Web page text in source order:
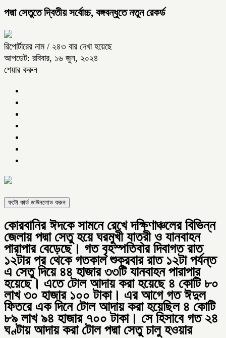
পদ্মা সেতুতে দ্বিতীয় সর্বোচ্চ, বঙ্গবন্ধুতে নতুন রেকর্ড
রিপোর্টারের নাম / ২৪৩ বার দেখা হয়েছে
আপডেট: রবিবার, ১৬ জুন, ২০২৪
শেয়ার করুন
ফটো কার্ড ডাউনলোড করুন
কোরবানির ঈদকে সামনে রেখে দক্ষিণাঞ্চলের বিভিন্ন
জেলায় পদ্মা সেতু হয়ে ঘরমুখী যাত্রী ও যানবাহন
পারাপার বেড়েছে। গত বৃহস্পতিবার দিবাগত রাত
১২টার পর থেকে গতকাল শুক্রবার রাত ১২টা পর্যন্ত
এ সেতু দিয়ে ৪৪ হাজার ৩৩টি যানবাহন পারাপার
হয়েছে। এতে টোল আদায় করা হয়েছে ৪ কোটি ৮০
লাখ ৩০ হাজার ১০০ টাকা। এর আগে গত ঈদুল
ফিতরে এক দিনে টোল আদায় করা হয়েছিল ৪ কোটি
৮৯ লাখ ৯৪ হাজার ৭০০ টাকা। সে হিসাবে গত ২৪
ঘণ্টায় আদায় করা টোল পদ্মা সেতু চালু হওয়ার